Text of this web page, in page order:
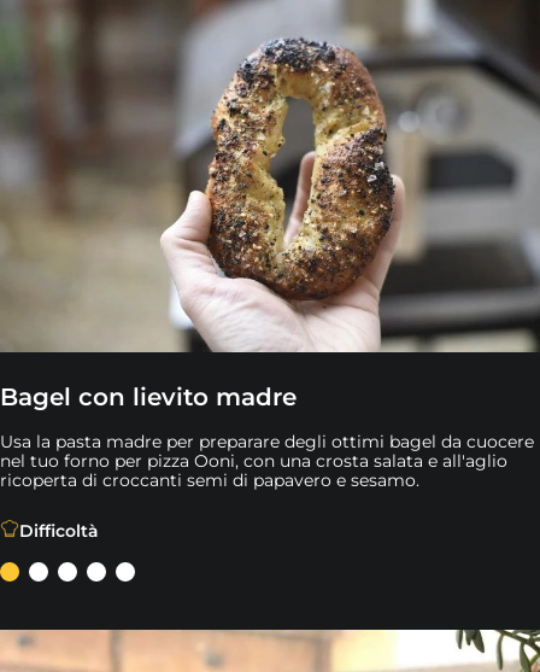
Bagel con lievito madre
Usa la pasta madre per preparare degli ottimi bagel da cuocere
nel tuo forno per pizza Ooni, con una crosta salata e all'aglio
ricoperta di croccanti semi di papavero e sesamo.
Difficoltà